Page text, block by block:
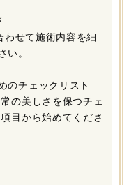
…
せて施術内容を細
い。
のチェックリスト
の美しさを保つチェ
目から始めてくださ